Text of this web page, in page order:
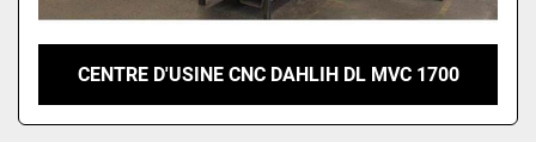
CENTRE D'USINE CNC DAHLIH DL MVC 1700